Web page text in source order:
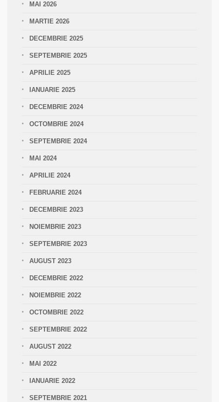
MAI 2026
MARTIE 2026
DECEMBRIE 2025
SEPTEMBRIE 2025
APRILIE 2025
IANUARIE 2025
DECEMBRIE 2024
OCTOMBRIE 2024
SEPTEMBRIE 2024
MAI 2024
APRILIE 2024
FEBRUARIE 2024
DECEMBRIE 2023
NOIEMBRIE 2023
SEPTEMBRIE 2023
AUGUST 2023
DECEMBRIE 2022
NOIEMBRIE 2022
OCTOMBRIE 2022
SEPTEMBRIE 2022
AUGUST 2022
MAI 2022
IANUARIE 2022
SEPTEMBRIE 2021